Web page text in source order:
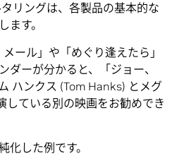
リングは、各製品の基本的な
ます。
ール」や「めぐり逢えたら」
ダーが分かると、「ジョー、
ハンクス (Tom Hanks) とメグ
している別の映画をお勧めでき
化した例です。